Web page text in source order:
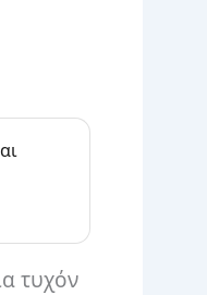
τυχόν